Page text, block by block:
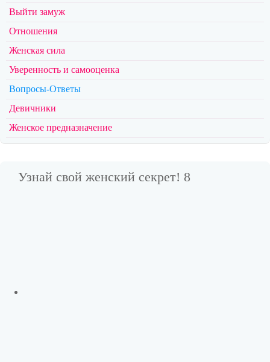
Выйти замуж
Отношения
Женская сила
Уверенность и самооценка
Вопросы-Ответы
Девичники
Женское предназначение
Узнай свой женский секрет! 8